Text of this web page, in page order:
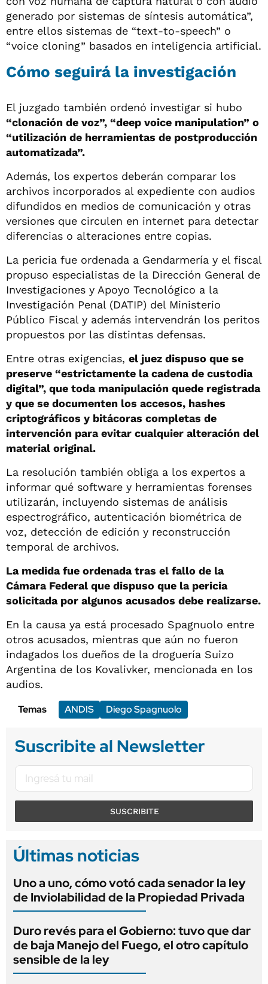
generado por sistemas de síntesis automática”,
entre ellos sistemas de “text-to-speech” o
“voice cloning” basados en inteligencia artificial.
Cómo seguirá la investigación
El juzgado también ordenó investigar si hubo
“clonación de voz”, “deep voice manipulation” o
“utilización de herramientas de postproducción
automatizada”.
Además, los expertos deberán comparar los
archivos incorporados al expediente con audios
difundidos en medios de comunicación y otras
versiones que circulen en internet para detectar
diferencias o alteraciones entre copias.
La pericia fue ordenada a Gendarmería y el fiscal
propuso especialistas de la Dirección General de
Investigaciones y Apoyo Tecnológico a la
Investigación Penal (DATIP) del Ministerio
Público Fiscal y además intervendrán los peritos
propuestos por las distintas defensas.
Entre otras exigencias, el juez dispuso que se
preserve “estrictamente la cadena de custodia
digital”, que toda manipulación quede registrada
y que se documenten los accesos, hashes
criptográficos y bitácoras completas de
intervención para evitar cualquier alteración del
material original.
La resolución también obliga a los expertos a
informar qué software y herramientas forenses
utilizarán, incluyendo sistemas de análisis
espectrográfico, autenticación biométrica de
voz, detección de edición y reconstrucción
temporal de archivos.
La medida fue ordenada tras el fallo de la
Cámara Federal que dispuso que la pericia
solicitada por algunos acusados debe realizarse.
En la causa ya está procesado Spagnuolo entre
otros acusados, mientras que aún no fueron
indagados los dueños de la droguería Suizo
Argentina de los Kovalivker, mencionada en los
audios.
Temas
ANDIS Diego Spagnuolo
Suscribite al Newsletter
SUSCRIBITE
Últimas noticias
Uno a uno, cómo votó cada senador la ley
de Inviolabilidad de la Propiedad Privada
Duro revés para el Gobierno: tuvo que dar
de baja Manejo del Fuego, el otro capítulo
sensible de la ley